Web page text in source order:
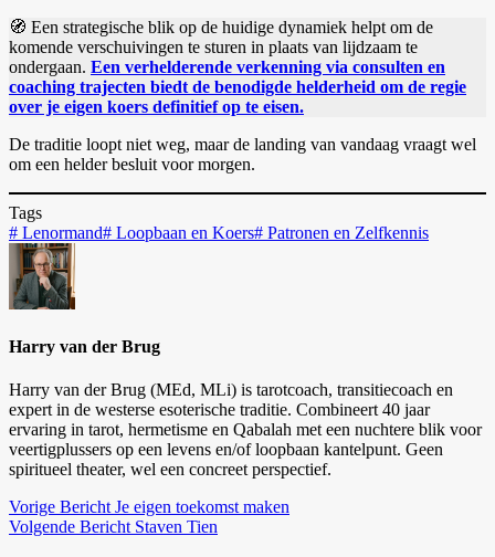
🧭 Een strategische blik op de huidige dynamiek helpt om de
komende verschuivingen te sturen in plaats van lijdzaam te
ondergaan. Een verhelderende verkenning via consulten en
coaching trajecten biedt de benodigde helderheid om de regie
over je eigen koers definitief op te eisen.
De traditie loopt niet weg, maar de landing van vandaag vraagt wel
om een helder besluit voor morgen.
Tags
# Lenormand# Loopbaan en Koers# Patronen en Zelfkennis
Harry van der Brug
Harry van der Brug (MEd, MLi) is tarotcoach, transitiecoach en
expert in de westerse esoterische traditie. Combineert 40 jaar
ervaring in tarot, hermetisme en Qabalah met een nuchtere blik voor
veertigplussers op een levens en/of loopbaan kantelpunt. Geen
spiritueel theater, wel een concreet perspectief.
Vorige Bericht Je eigen toekomst maken
Volgende Bericht Staven Tien